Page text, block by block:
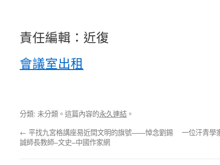
責任編輯：近復
會議室出租
分類: 未分類。這篇內容的永久連結 。
← 平找九宮格講座易近間文明的旗號——悼念劉錫
誠師長教師–文史–中國作家網
一位汗青學